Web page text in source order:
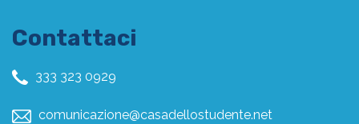
Contattaci
333 323 0929
comunicazione@casadellostudente.net